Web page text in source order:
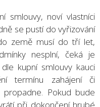
smlouvy, noví vlastníci
se pustí do vyřizování
země musí do tří let,
nesplní, čeká je
dle kupní smlouvy kauci
termínu zahájení či
Pokud bude
při dokončení hrubé